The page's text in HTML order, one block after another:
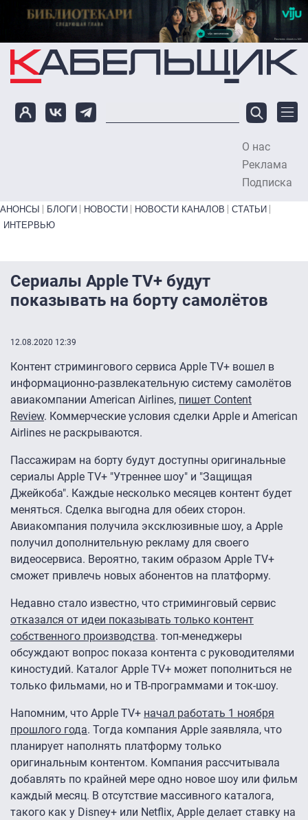
Перейти к основному содержанию
О нас
Реклама
Подписка
Primary links bottom
АНОНСЫ БЛОГИ НОВОСТИ НОВОСТИ КАНАЛОВ
СТАТЬИ
ИНТЕРВЬЮ
Сериалы Apple TV+ будут
показывать на борту самолётов
12.08.2020 12:39
Контент стримингового сервиса Apple TV+ вошел в
информационно-развлекательную систему самолётов
авиакомпании American Airlines, пишет Content
Review. Коммерческие условия сделки Apple и American
Airlines не раскрываются.
Пассажирам на борту будут доступны оригинальные
сериалы Apple TV+ "Утреннее шоу" и "Защищая
Джейкоба". Каждые несколько месяцев контент будет
меняться. Сделка выгодна для обеих сторон.
Авиакомпания получила эксклюзивные шоу, а Apple
получил дополнительную рекламу для своего
видеосервиса. Вероятно, таким образом Apple TV+
сможет привлечь новых абонентов на платформу.
Недавно стало известно, что стриминговый сервис
отказался от идеи показывать только контент
собственного производства. топ-менеджеры
обсуждают вопрос показа контента с руководителями
киностудий. Каталог Apple TV+ может пополниться не
только фильмами, но и ТВ-программами и ток-шоу.
Напомним, что Apple TV+ начал работать 1 ноября
прошлого года. Тогда компания Apple заявляла, что
планирует наполнять платформу только
оригинальным контентом. Компания рассчитывала
добавлять по крайней мере одно новое шоу или фильм
каждый месяц. В отсутствие массивного каталога,
такого как у Disney+ или Netflix, Apple делает ставку на